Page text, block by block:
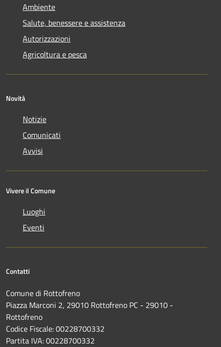
Ambiente
Salute, benessere e assistenza
Autorizzazioni
Agricoltura e pesca
Novità
Notizie
Comunicati
Avvisi
Vivere il Comune
Luoghi
Eventi
Contatti
Comune di Rottofreno
Piazza Marconi 2, 29010 Rottofreno PC - 29010 -
Rottofreno
Codice Fiscale: 00228700332
Partita IVA: 00228700332